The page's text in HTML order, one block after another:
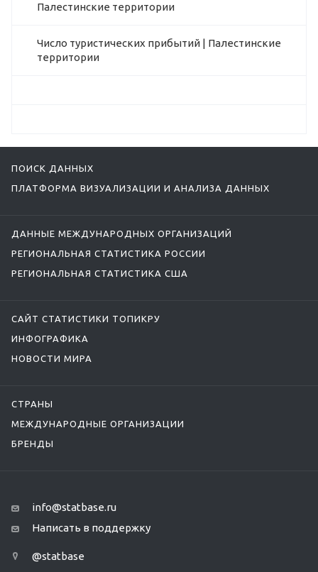
Палестинские территории
Число туристических прибытий | Палестинские
территории
ПОИСК ДАННЫХ
ПЛАТФОРМА ВИЗУАЛИЗАЦИИ И АНАЛИЗА ДАННЫХ
ДАННЫЕ МЕЖДУНАРОДНЫХ ОРГАНИЗАЦИЙ
РЕГИОНАЛЬНАЯ СТАТИСТИКА РОССИИ
РЕГИОНАЛЬНАЯ СТАТИСТИКА США
САЙТ СТАТИСТИКИ ТОПИКРУ
ИНФОГРАФИКА
НОВОСТИ МИРА
СТРАНЫ
МЕЖДУНАРОДНЫЕ ОРГАНИЗАЦИИ
БРЕНДЫ
info@statbase.ru
Написать в поддержку
@statbase